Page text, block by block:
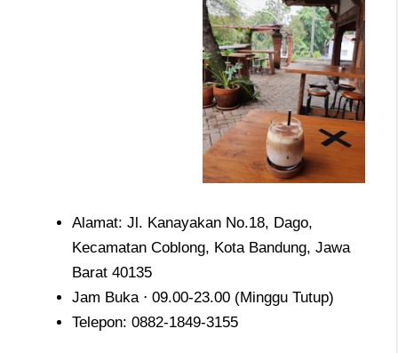
Alamat: Jl. Kanayakan No.18, Dago,
Kecamatan Coblong, Kota Bandung, Jawa
Barat 40135
Jam Buka ⋅ 09.00-23.00 (Minggu Tutup)
Telepon: 0882-1849-3155